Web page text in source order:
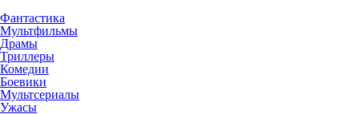
Фантастика
Мультфильмы
Драмы
Триллеры
Комедии
Боевики
Мультсериалы
Ужасы